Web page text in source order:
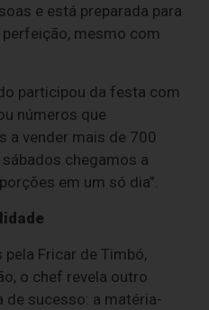
e está preparada para
mesmo com
participou da festa com
números que
a vender mais de 700
chegamos a
em um só dia”.
Fricar de Timbó,
o chef revela outro
de sucesso: a matéria-